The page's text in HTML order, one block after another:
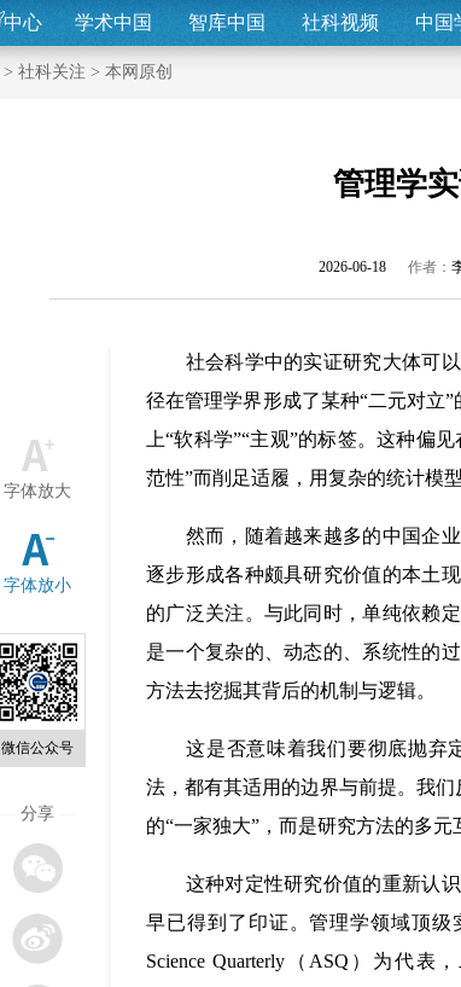
中心 学术中国 智库中国 社科视频 中国
> 社科关注 > 本网原创
管理学
2026-06-18 作者：
字体放大
字体放小
微信公众号
分享
社会科学中的实证研究大体可以
径在管理学界形成了某种“二元对立
上“软科学”“主观”的标签。这种偏
范性”而削足适履，用复杂的统计模
然而，随着越来越多的中国企业
逐步形成各种颇具研究价值的本土
的广泛关注。与此同时，单纯依赖
是一个复杂的、动态的、系统性的
方法去挖掘其背后的机制与逻辑。
这是否意味着我们要彻底抛弃定
法，都有其适用的边界与前提。我
的“一家独大”，而是研究方法的多元
这种对定性研究价值的重新认识
早已得到了印证。管理学领域顶级
Science Quarterly（ASQ）为代表